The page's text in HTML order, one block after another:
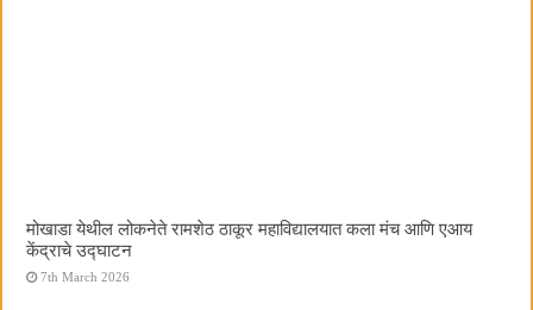
मोखाडा येथील लोकनेते रामशेठ ठाकूर महाविद्यालयात कला मंच आणि एआय
केंद्राचे उद्घाटन
7th March 2026